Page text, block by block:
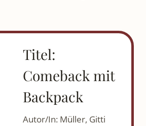
Titel:
Comeback mit
Backpack
Autor/In: Müller, Gitti